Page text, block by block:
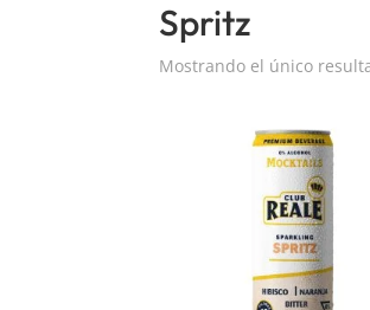
Spritz
Mostrando el único